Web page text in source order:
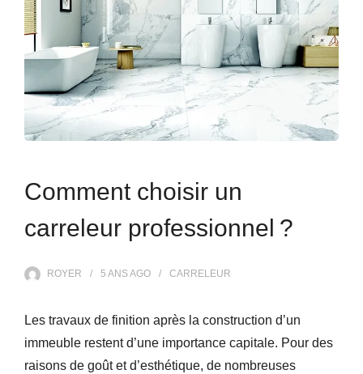
Comment choisir un
carreleur professionnel ?
ROYER 5 ANSAGO CARRELEUR
Les travaux de finition après la construction d’un
immeuble restent d’une importance capitale. Pour des
raisons de goût et d’esthétique, de nombreuses